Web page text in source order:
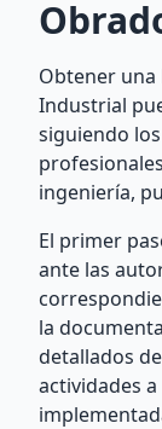
Obtener una
Industrial
siguiendo
ingeniería,
El primer
ante las
la
detallados
actividades